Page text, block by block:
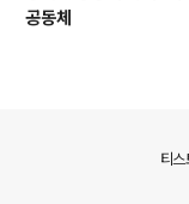
공동체
티스